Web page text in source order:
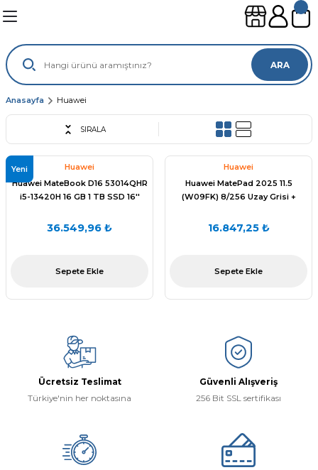
ARA
Anasayfa Huawei
SIRALA
Yeni
Huawei
Huawei MateBook D16 53014QHR
i5-13420H 16 GB 1 TB SSD 16''
36.549,96 ₺
Sepete Ekle
Huawei
Huawei MatePad 2025 11.5
(W09FK) 8/256 Uzay Grisi +
16.847,25 ₺
Sepete Ekle
Ücretsiz Teslimat
Türkiye'nin her noktasına
Güvenli Alışveriş
256 Bit SSL sertifikası